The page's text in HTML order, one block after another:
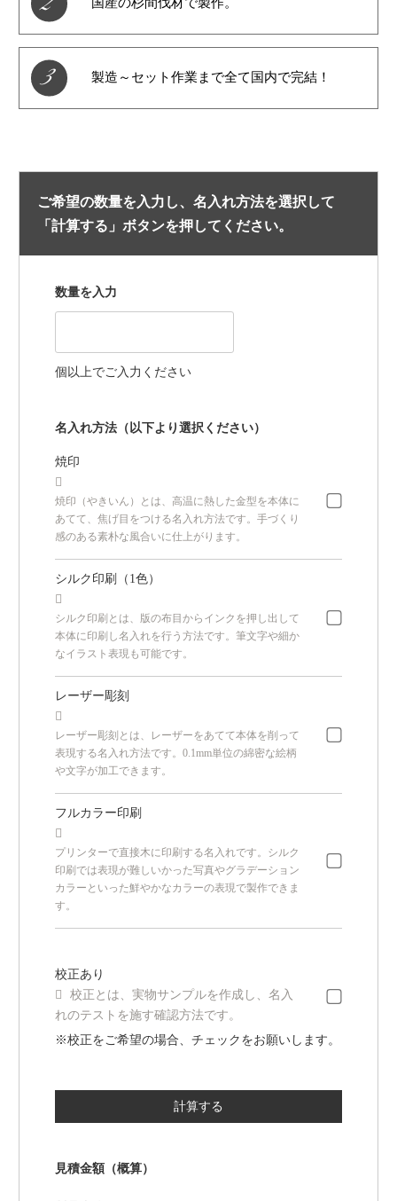
3 製造～セット作業まで全て国内で完結！
ご希望の数量を入力し、名入れ方法を選択して
「計算する」ボタンを押してください。
数量を入力
個以上でご入力ください
名入れ方法（以下より選択ください）
焼印

焼印（やきいん）とは、高温に熱した金型を本体に
あてて、焦げ目をつける名入れ方法です。手づくり
感のある素朴な風合いに仕上がります。
シルク印刷（1色）

シルク印刷とは、版の布目からインクを押し出して
本体に印刷し名入れを行う方法です。筆文字や細か
なイラスト表現も可能です。
レーザー彫刻

レーザー彫刻とは、レーザーをあてて本体を削って
表現する名入れ方法です。0.1mm単位の綿密な絵柄
や文字が加工できます。
フルカラー印刷

プリンターで直接木に印刷する名入れです。シルク
印刷では表現が難しいかった写真やグラデーション
カラーといった鮮やかなカラーの表現で製作できま
す。
校正あり

校正とは、実物サンプルを作成し、名入
れのテストを施す確認方法です。
※校正をご希望の場合、チェックをお願いします。
見積金額（概算）